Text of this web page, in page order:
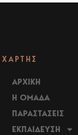
ΧΑΡΤΗΣ
ΑΡΧΙΚΗ
Η ΟΜΑΔΑ
ΠΑΡΑΣΤΑΣΕΙΣ
ΕΚΠΑΙΔΕΥΣΗ